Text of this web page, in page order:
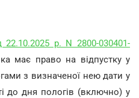
22.10.2025 р. N 2800-030401-
має право на відпустку у
з визначеної нею дати у
до дня пологів (включно) у